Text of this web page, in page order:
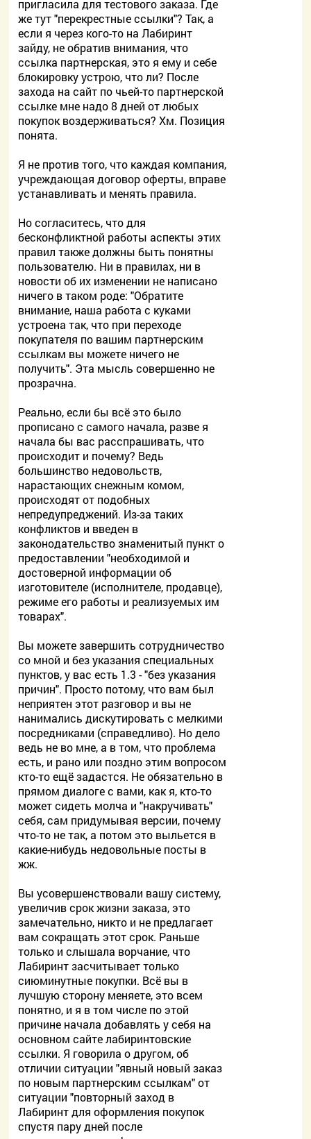
пригласила для тестового заказа. Где
же тут "перекрестные ссылки"? Так, а
если я через кого-то на Лабиринт
зайду, не обратив внимания, что
ссылка партнерская, это я ему и себе
блокировку устрою, что ли? После
захода на сайт по чьей-то партнерской
ссылке мне надо 8 дней от любых
покупок воздерживаться? Хм. Позиция
понята.
Я не против того, что каждая компания,
учреждающая договор оферты, вправе
устанавливать и менять правила.
Но согласитесь, что для
бесконфликтной работы аспекты этих
правил также должны быть понятны
пользователю. Ни в правилах, ни в
новости об их изменении не написано
ничего в таком роде: "Обратите
внимание, наша работа с куками
устроена так, что при переходе
покупателя по вашим партнерским
ссылкам вы можете ничего не
получить". Эта мысль совершенно не
прозрачна.
Реально, если бы всё это было
прописано с самого начала, разве я
начала бы вас расспрашивать, что
происходит и почему? Ведь
большинство недовольств,
нарастающих снежным комом,
происходят от подобных
непредупреджений. Из-за таких
конфликтов и введен в
законодательство знаменитый пункт о
предоставлении "необходимой и
достоверной информации об
изготовителе (исполнителе, продавце),
режиме его работы и реализуемых им
товарах".
Вы можете завершить сотрудничество
со мной и без указания специальных
пунктов, у вас есть 1.3 - "без указания
причин". Просто потому, что вам был
неприятен этот разговор и вы не
нанимались дискутировать с мелкими
посредниками (справедливо). Но дело
ведь не во мне, а в том, что проблема
есть, и рано или поздно этим вопросом
кто-то ещё задастся. Не обязательно в
прямом диалоге с вами, как я, кто-то
может сидеть молча и "накручивать"
себя, сам придумывая версии, почему
что-то не так, а потом это выльется в
какие-нибудь недовольные посты в
жж.
Вы усовершенствовали вашу систему,
увеличив срок жизни заказа, это
замечательно, никто и не предлагает
вам сокращать этот срок. Раньше
только и слышала ворчание, что
Лабиринт засчитывает только
сиюминутные покупки. Всё вы в
лучшую сторону меняете, это всем
понятно, и я в том числе по этой
причине начала добавлять у себя на
основном сайте лабиринтовские
ссылки. Я говорила о другом, об
отличии ситуации "явный новый заказ
по новым партнерским ссылкам" от
ситуации "повторный заход в
Лабиринт для оформления покупок
спустя пару дней после